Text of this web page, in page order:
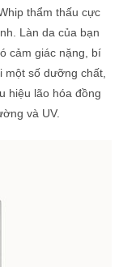
thẩm thấu cực
Làn da của bạn
cảm giác nặng, bí
một số dưỡng chất,
hiệu lão hóa đồng
và UV.